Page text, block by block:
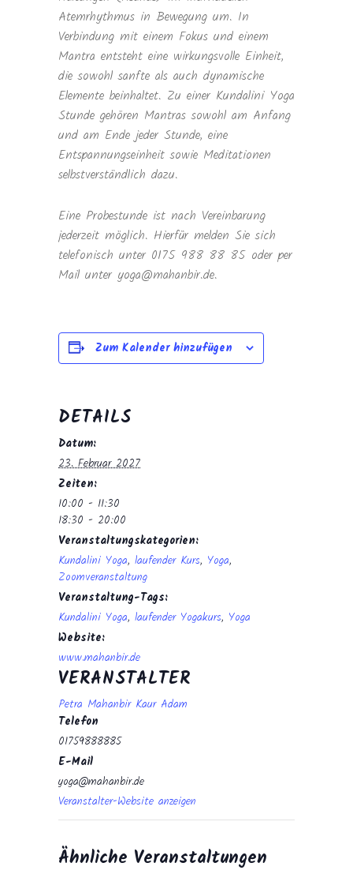
Atemrhythmus in Bewegung um. In
Verbindung mit einem Fokus und einem
Mantra entsteht eine wirkungsvolle Einheit,
die sowohl sanfte als auch dynamische
Elemente beinhaltet. Zu einer Kundalini Yoga
Stunde gehören Mantras sowohl am Anfang
und am Ende jeder Stunde, eine
Entspannungseinheit sowie Meditationen
selbstverständlich dazu.
Eine Probestunde ist nach Vereinbarung
jederzeit möglich. Hierfür melden Sie sich
telefonisch unter 0175 988 88 85 oder per
Mail unter yoga@mahanbir.de.
Zum Kalender hinzufügen
DETAILS
Datum:
23. Februar 2027
Zeiten:
10:00 - 11:30
18:30 - 20:00
Veranstaltungskategorien:
Kundalini Yoga, laufender Kurs, Yoga,
Zoomveranstaltung
Veranstaltung-Tags:
Kundalini Yoga, laufender Yogakurs, Yoga
Website:
www.mahanbir.de
VERANSTALTER
Petra Mahanbir Kaur Adam
Telefon
01759888885
E-Mail
yoga@mahanbir.de
Veranstalter-Website anzeigen
Ähnliche Veranstaltungen